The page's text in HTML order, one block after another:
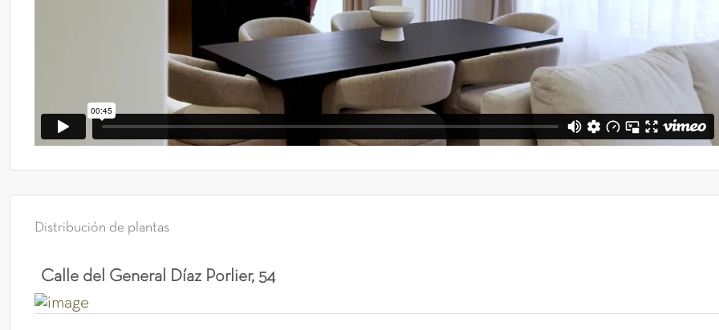
Distribución de plantas
Calle del General Díaz Porlier, 54